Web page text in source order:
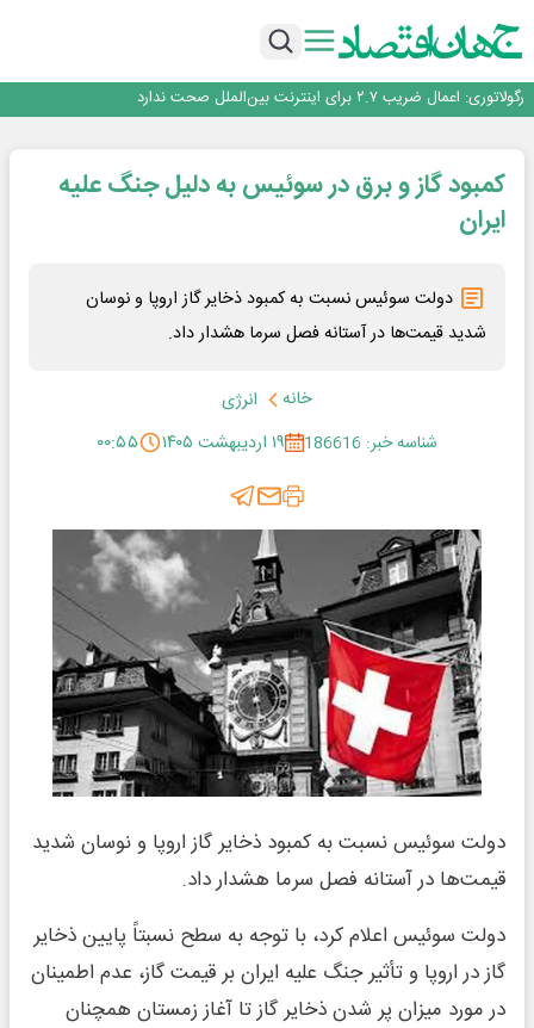
یک اشتباه کلاد، تمام اطلاعات کاربر را به باد داد
رگولاتوری: اعمال ضریب ۲.۷ برای اینترنت بین‌الملل صحت ندارد
با تقاضای برق ناپایدار هوش مصنوعی خودزنی می‌کند
یک اشتباه کلاد، تمام اطلاعات کاربر را به باد داد
اینوتکس امسال با مدل جدید برگزار می‌شود
کمبود گاز و برق در سوئیس به دلیل جنگ علیه
ایران
دولت سوئیس نسبت به کمبود ذخایر گاز اروپا و نوسان
شدید قیمت‌ها در آستانه فصل سرما هشدار داد.
خانه
انرژی
شناسه خبر: 186616
۱۹ اردیبهشت ۱۴۰۵ ۰۰:۵۵
دولت سوئیس نسبت به کمبود ذخایر گاز اروپا و نوسان شدید
قیمت‌ها در آستانه فصل سرما هشدار داد.
دولت سوئیس اعلام کرد، با توجه به سطح نسبتاً پایین ذخایر
گاز در اروپا و تأثیر جنگ علیه ایران بر قیمت گاز، عدم اطمینان
در مورد میزان پر شدن ذخایر گاز تا آغاز زمستان همچنان